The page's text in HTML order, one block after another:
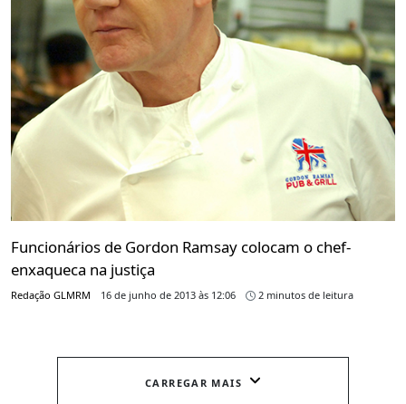
Funcionários de Gordon Ramsay colocam o chef-
enxaqueca na justiça
Redação GLMRM 16 de junho de 2013 às 12:06 2 minutos de leitura
CARREGAR MAIS